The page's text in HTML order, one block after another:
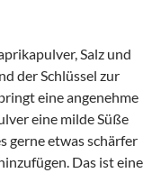
Salz und
der Schlüssel zur
eine angenehme
eine milde Süße
gerne etwas schärfer
Das ist eine